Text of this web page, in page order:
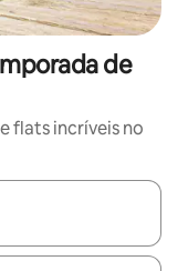
de
flats incríveis no
explore-os